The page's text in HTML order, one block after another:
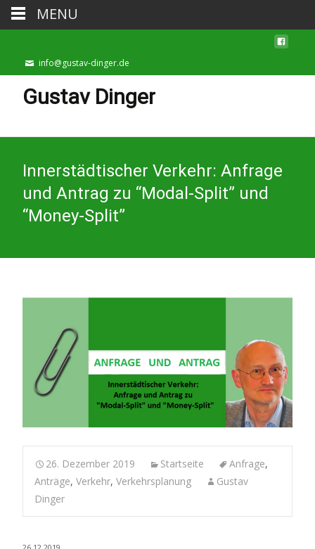
info@gustav-dinger.de
Gustav Dinger
Innerstädtischer Verkehr: Anfrage
und Antrag zu “Modal-Split” und
“Money-Split”
26. Dezember 2019 Startseite Anfrage,
Anträge, Verkehr, Verkehrsplanung
Gustav
Dinger
MENU